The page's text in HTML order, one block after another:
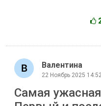
Валентина
22 Ноябрь 2025 14:52
Самая